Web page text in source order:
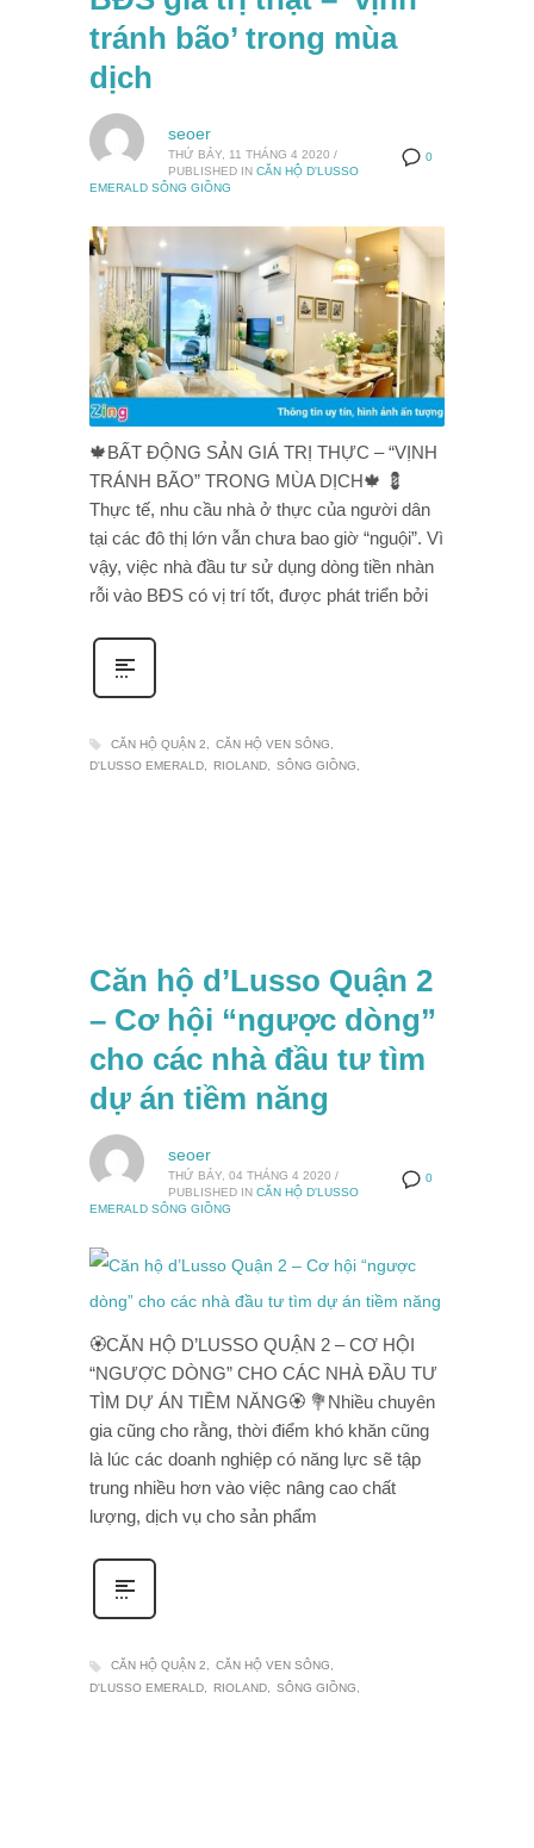
tránh bão’ trong mùa
dịch
0
seoer
THỨ BẢY, 11 THÁNG 4 2020 /
PUBLISHED IN CĂN HỘ D'LUSSO
EMERALD SÔNG GIỒNG
🍁BẤT ĐỘNG SẢN GIÁ TRỊ THỰC – “VỊNH
TRÁNH BÃO” TRONG MÙA DỊCH🍁 💈
Thực tế, nhu cầu nhà ở thực của người dân
tại các đô thị lớn vẫn chưa bao giờ “nguội”. Vì
vậy, việc nhà đầu tư sử dụng dòng tiền nhàn
rỗi vào BĐS có vị trí tốt, được phát triển bởi
CĂN HỘ QUẬN 2
CĂN HỘ VEN SÔNG
D'LUSSO EMERALD
RIOLAND SÔNG GIỒNG
Căn hộ d’Lusso Quận 2
– Cơ hội “ngược dòng”
cho các nhà đầu tư tìm
dự án tiềm năng
0
seoer
THỨ BẢY, 04 THÁNG 4 2020 /
PUBLISHED IN CĂN HỘ D'LUSSO
EMERALD SÔNG GIỒNG
🏵️CĂN HỘ D’LUSSO QUẬN 2 – CƠ HỘI
“NGƯỢC DÒNG” CHO CÁC NHÀ ĐẦU TƯ
TÌM DỰ ÁN TIỀM NĂNG🏵️ 💐Nhiều chuyên
gia cũng cho rằng, thời điểm khó khăn cũng
là lúc các doanh nghiệp có năng lực sẽ tập
trung nhiều hơn vào việc nâng cao chất
lượng, dịch vụ cho sản phẩm
CĂN HỘ QUẬN 2
CĂN HỘ VEN SÔNG
D'LUSSO EMERALD
RIOLAND SÔNG GIỒNG